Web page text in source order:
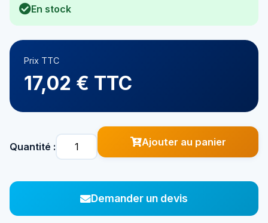
En stock
Prix TTC
17,02 € TTC
Quantité : Ajouter au panier
Demander un devis